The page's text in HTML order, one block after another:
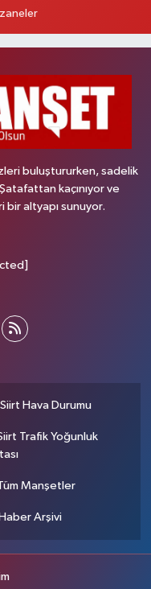
buluştururken, sadelik
kaçınıyor ve
bir altyapı sunuyor.
Siirt Hava Durumu
Trafik Yoğunluk
Manşetler
Haber Arşivi